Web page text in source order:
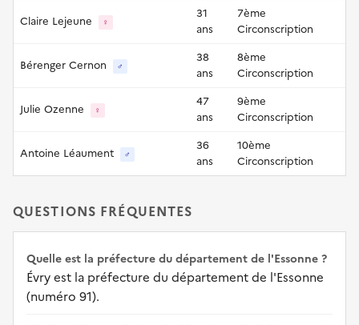
Claire Lejeune ♀
31
ans
7ème
Circonscription
Bérenger Cernon ♂
38
ans
8ème
Circonscription
Julie Ozenne ♀
47
ans
9ème
Circonscription
Antoine Léaument ♂
36
ans
10ème
Circonscription
QUESTIONS FRÉQUENTES
Quelle est la préfecture du département de l'Essonne ?
Évry est la préfecture du département de l'Essonne
(numéro 91).